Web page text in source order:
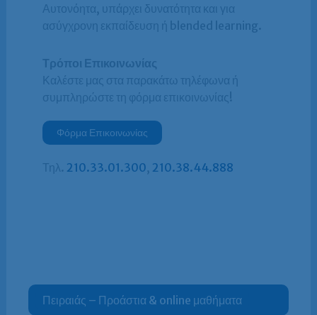
Αυτονόητα, υπάρχει δυνατότητα και για
ασύγχρονη εκπαίδευση ή blended learning.
Τρόποι Επικοινωνίας
Καλέστε μας στα παρακάτω τηλέφωνα ή
συμπληρώστε τη φόρμα επικοινωνίας!
Φόρμα Επικοινωνίας
Τηλ. 210.33.01.300 210.38.44.888
Πειραιάς – Προάστια & online μαθήματα